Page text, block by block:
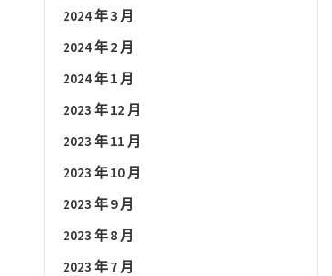
2024 年 3 月
2024 年 2 月
2024 年 1 月
2023 年 12 月
2023 年 11 月
2023 年 10 月
2023 年 9 月
2023 年 8 月
2023 年 7 月